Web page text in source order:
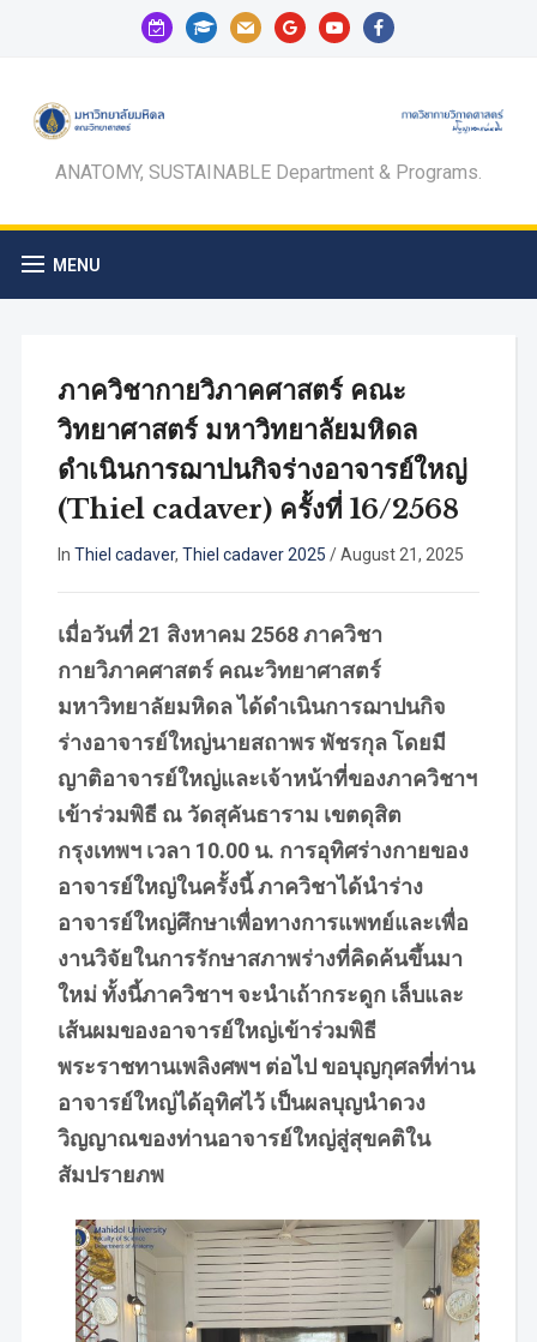
calendar-
check-
graduation-
cap
mail googleyoutubefacebook
ANATOMY, SUSTAINABLE Department & Programs.
MENU
ภาควิชากายวิภาคศาสตร์ คณะ
วิทยาศาสตร์ มหาวิทยาลัยมหิดล
ดำเนินการฌาปนกิจร่างอาจารย์ใหญ่
(Thiel cadaver) ครั้งที่ 16/2568
In Thiel cadaver, Thiel cadaver 2025 /August 21, 2025
เมื่อวันที่ 21 สิงหาคม 2568 ภาควิชา
กายวิภาคศาสตร์ คณะวิทยาศาสตร์
มหาวิทยาลัยมหิดล ได้ดำเนินการฌาปนกิจ
ร่างอาจารย์ใหญ่นายสถาพร พัชรกุล โดยมี
ญาติอาจารย์ใหญ่และเจ้าหน้าที่ของภาควิชาฯ
เข้าร่วมพิธี ณ วัดสุคันธาราม เขตดุสิต
กรุงเทพฯ เวลา 10.00 น. การอุทิศร่างกายของ
อาจารย์ใหญ่ในครั้งนี้ ภาควิชาได้นำร่าง
อาจารย์ใหญ่ศึกษาเพื่อทางการแพทย์และเพื่อ
งานวิจัยในการรักษาสภาพร่างที่คิดค้นขึ้นมา
ใหม่ ทั้งนี้ภาควิชาฯ จะนำเถ้ากระดูก เล็บและ
เส้นผมของอาจารย์ใหญ่เข้าร่วมพิธี
พระราชทานเพลิงศพฯ ต่อไป ขอบุญกุศลที่ท่าน
อาจารย์ใหญ่ได้อุทิศไว้ เป็นผลบุญนำดวง
วิญญาณของท่านอาจารย์ใหญ่สู่สุขคติใน
สัมปรายภพ